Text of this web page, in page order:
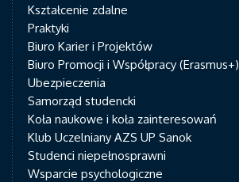
Kształcenie zdalne
Praktyki
Biuro Karier i Projektów
Biuro Promocji i Współpracy (Erasmus+)
Ubezpieczenia
Samorząd studencki
Koła naukowe i koła zainteresowań
Klub Uczelniany AZS UP Sanok
Studenci niepełnosprawni
Wsparcie psychologiczne